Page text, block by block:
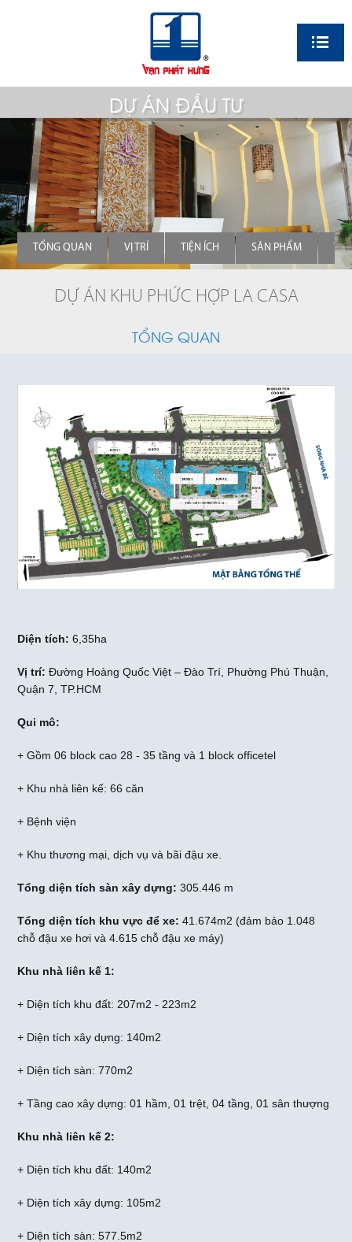
TỔNG QUAN VỊ TRÍ TIỆN ÍCH SẢN PHẨM
DỰ ÁN ĐẦU TƯ
DỰ ÁN KHU PHỨC HỢP LA CASA
TỔNG QUAN
Diện tích:6,35ha
Vị trí:Đường Hoàng Quốc Việt – Đào Trí, Phường Phú Thuận,
Quận 7, TP.HCM
Qui mô:
+ Gồm 06 block cao 28 - 35 tầng và 1 block officetel
+ Khu nhà liên kế: 66 căn
+ Bệnh viện
+ Khu thương mại, dịch vụ và bãi đậu xe.
Tổng diện tích sàn xây dựng:305.446 m
Tổng diện tích khu vực để xe: 41.674m2 (đảm bảo 1.048
chỗ đậu xe hơi và 4.615 chỗ đậu xe máy)
Khu nhà liên kế 1:
+ Diện tích khu đất: 207m2 - 223m2
+ Diện tích xây dựng: 140m2
+ Diện tích sàn: 770m2
+ Tầng cao xây dựng: 01 hầm, 01 trệt, 04 tầng, 01 sân thượng
Khu nhà liên kế 2:
+ Diện tích khu đất: 140m2
+ Diện tích xây dựng: 105m2
+ Diện tích sàn: 577.5m2